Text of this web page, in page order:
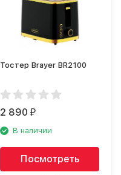
Тостер Brayer BR2100
2 890₽
В наличии
Посмотреть